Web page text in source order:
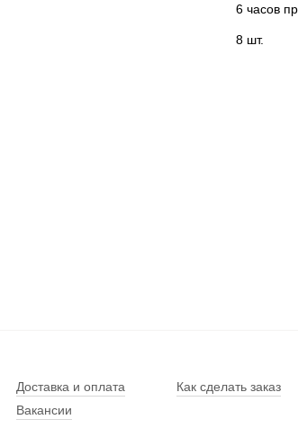
6 часов
8 шт.
Доставка и оплата
Как сделать заказ
Вакансии